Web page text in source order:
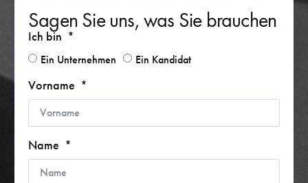
Sagen Sie uns, was Sie brauchen
Ich bin
Ein Unternehmen Ein Kandidat
Vorname
Name